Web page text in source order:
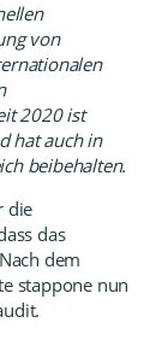
von
2020 ist
hat auch in
beibehalten.
die
das
dem
stappone nun